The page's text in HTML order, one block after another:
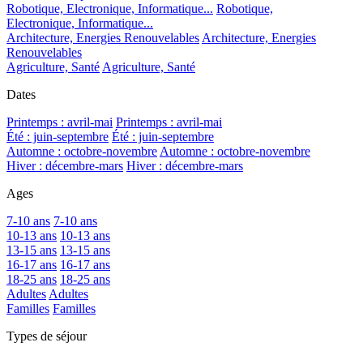
Robotique, Electronique, Informatique... Robotique,
Electronique, Informatique...
Architecture, Energies Renouvelables Architecture, Energies
Renouvelables
Agriculture, Santé Agriculture, Santé
Dates
Printemps : avril-mai Printemps : avril-mai
Été : juin-septembre Été : juin-septembre
Automne : octobre-novembre Automne : octobre-novembre
Hiver : décembre-mars Hiver : décembre-mars
Ages
7-10 ans 7-10 ans
10-13 ans 10-13 ans
13-15 ans 13-15 ans
16-17 ans 16-17 ans
18-25 ans 18-25 ans
Adultes Adultes
Familles Familles
Types de séjour